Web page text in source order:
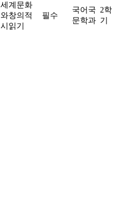
세계문화
와창의적
시읽기
필수
국어국
문학과
2학
기